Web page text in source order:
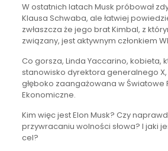
W ostatnich latach Musk próbował
Klausa Schwaba, ale łatwiej
zwłaszcza że jego brat Kimbal, z
związany, jest aktywnym członkiem
Co gorsza, Linda Yaccarino, kobieta,
stanowisko dyrektora generalnego
głęboko zaangażowana w Światowe
Ekonomiczne.
Kim więc jest Elon Musk? Czy
przywracaniu wolności słowa? I jaki
cel?